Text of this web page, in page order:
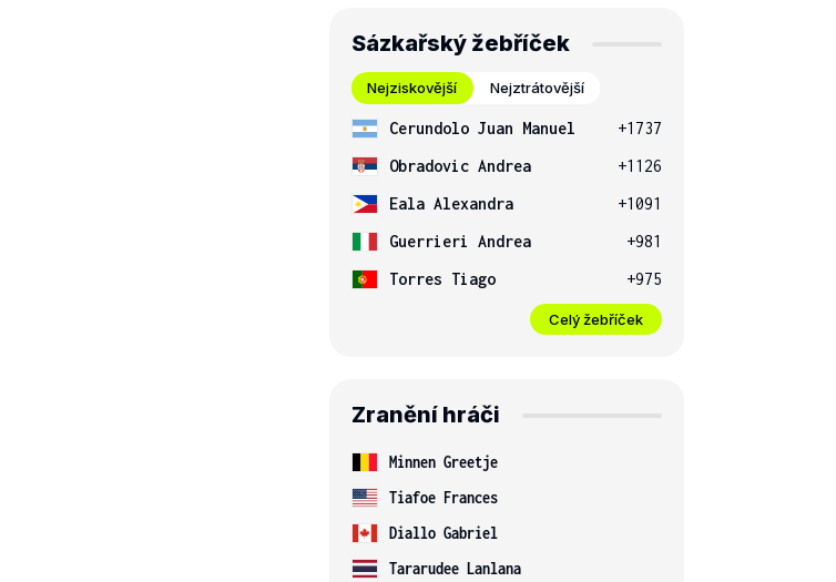
Sázkařský žebříček
Nejziskovější Nejztrátovější
Cerundolo Juan Manuel
+1737
Obradovic Andrea
+1126
Eala Alexandra
+1091
Guerrieri Andrea
+981
Torres Tiago
+975
Celý žebříček
Zranění hráči
Minnen Greetje
Tiafoe Frances
Diallo Gabriel
Tararudee Lanlana